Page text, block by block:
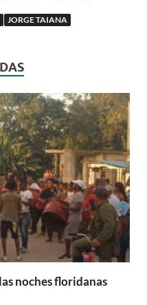
JORGE TAIANA
noches floridanas